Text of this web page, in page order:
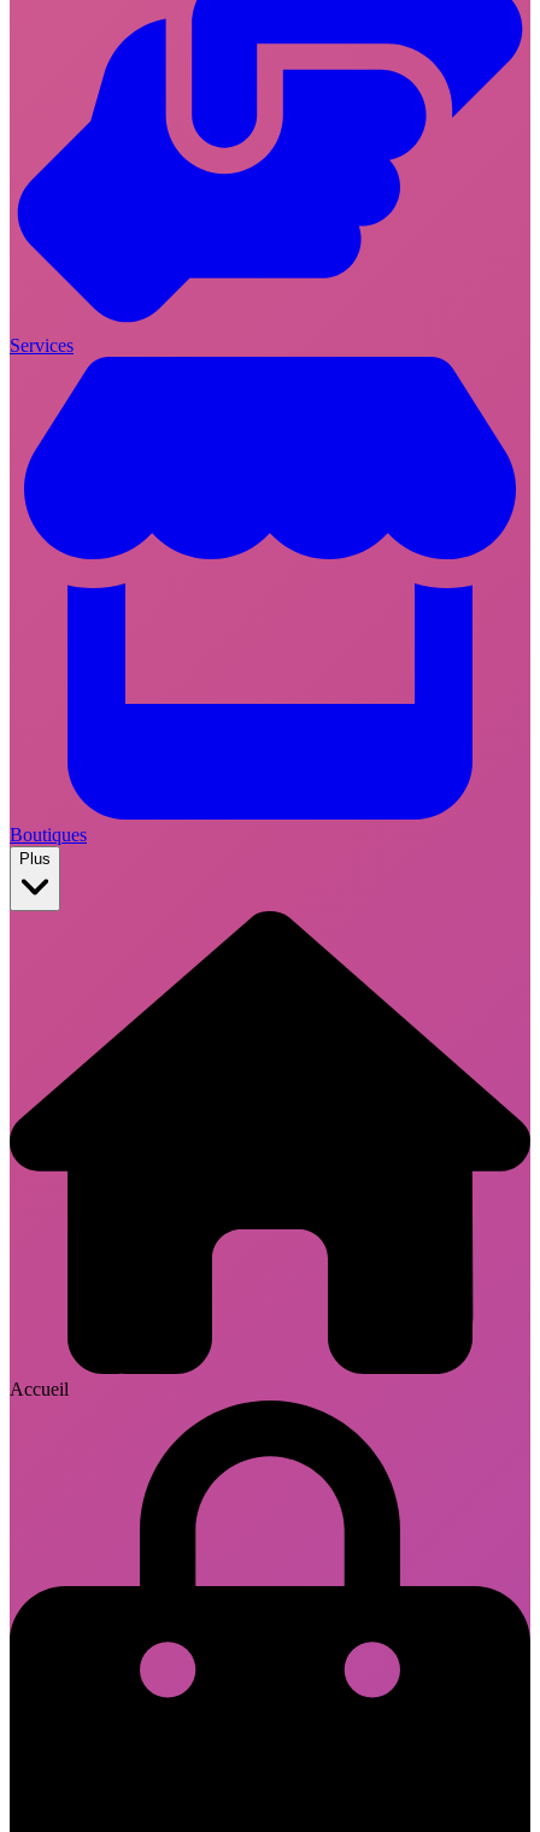
Services
Boutiques
Plus
Accueil